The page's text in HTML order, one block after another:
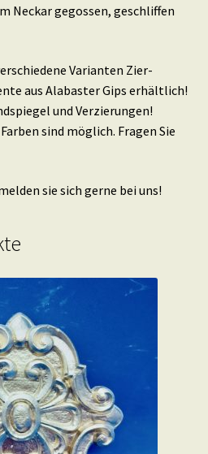
Neckar gegossen, geschliffen
Varianten Zier-
aus Alabaster Gips erhältlich!
und Verzierungen!
sind möglich. Fragen Sie
sie sich gerne bei uns!